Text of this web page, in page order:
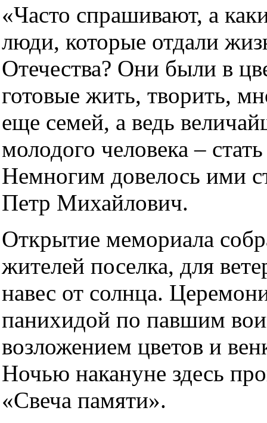
«Часто спрашивают, а
люди, которые отдали
Отечества? Они были в
готовые жить, творить,
еще семей, а ведь
молодого человека –
Немногим довелось ими
Петр Михайлович.
Открытие мемориала
жителей поселка, для
навес от солнца.
панихидой по павшим
возложением цветов и
Ночью накануне здесь
«Свеча памяти».